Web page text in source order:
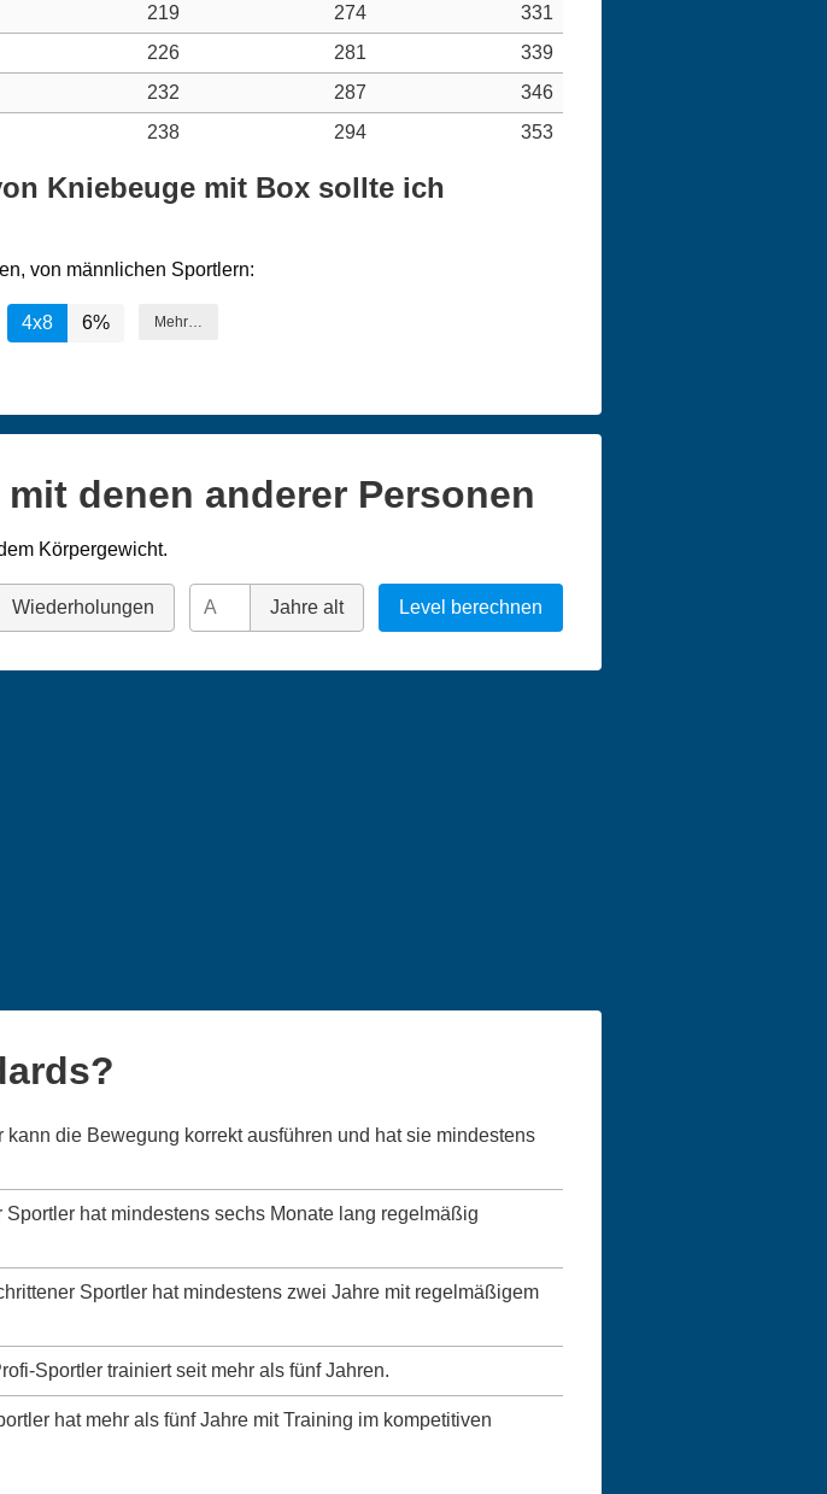
219 274
331
226 281
339
232 287
346
238 294 353
Kniebeuge mit Box sollte ich
von männlichen Sportlern:
4x8 6% Mehr…
denen anderer Personen
Körpergewicht.
Wiederholungen Jahre alt Level berechnen
kann die Bewegung korrekt ausführen und hat sie mindestens
hat mindestens sechs Monate lang regelmäßig
Sportler hat mindestens zwei Jahre mit regelmäßigem
Sportler trainiert seit mehr als fünf Jahren.
hat mehr als fünf Jahre mit Training im kompetitiven